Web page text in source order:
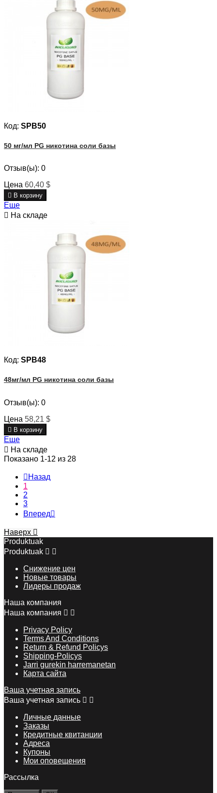
Код: SPB50
50 мг/мл PG никотина соли базы
Отзыв(ы): 0
Цена 60,40 $
 В корзину
Еще
 На складе
Код: SPB48
48мг/мл PG никотина соли базы
Отзыв(ы): 0
Цена 58,21 $
 В корзину
Еще
 На складе
Показано 1-12 из 28
 Назад
1
2
3
Вперед
Наверх 
Produktuak
Produktuak  
Снижение цен
Новые товары
Лидеры продаж
Наша компания
Наша компания  
Privacy Policy
Terms And Conditions
Return & Refund Policys
Shipping-Policys
Jarri gurekin harremanetan
Карта сайта
Ваша учетная запись
Ваша учетная запись  
Личные данные
Заказы
Кредитные квитанции
Адреса
Купоны
Мои оповещения
Рассылка